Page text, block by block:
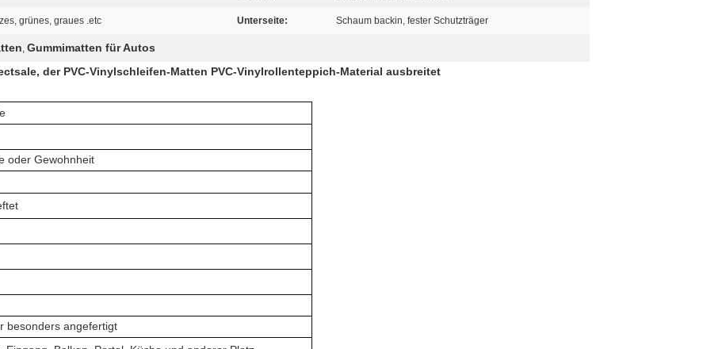
grünes, graues .etc Unterseite: Schaum backin, fester Schutzträger
, Gummimatten für Autos
der PVC-Vinylschleifen-Matten PVC-Vinylrollenteppich-Material ausbreitet
oder Gewohnheit
besonders angefertigt